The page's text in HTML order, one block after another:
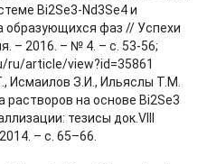
Bi2Se3-Nd3Se4 и
образующихся фаз // Успехи
– 2016. – № 4. – с. 53-56;
ru/article/view?id=35861
Исмаилов З.И., Ильяслы Т.М.
на основе Bi2Se3
тезисы док.VIII
– с. 65–66.